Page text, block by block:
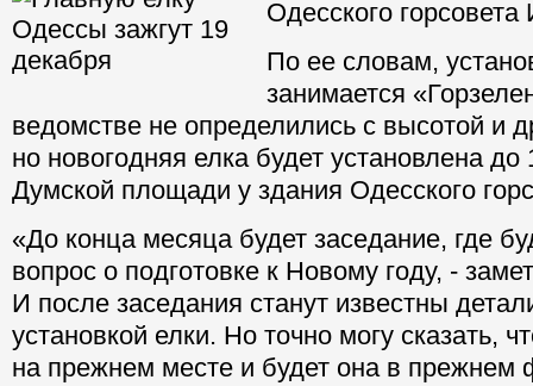
Одесского
По ее словам,
занимается
ведомстве не определились с высотой и
но новогодняя елка будет установлена до
Думской площади у здания Одесского
«До конца месяца будет заседание, где
вопрос о подготовке к Новому году, -
И после заседания станут известны
установкой елки. Но точно могу сказать,
на прежнем месте и будет она в прежнем